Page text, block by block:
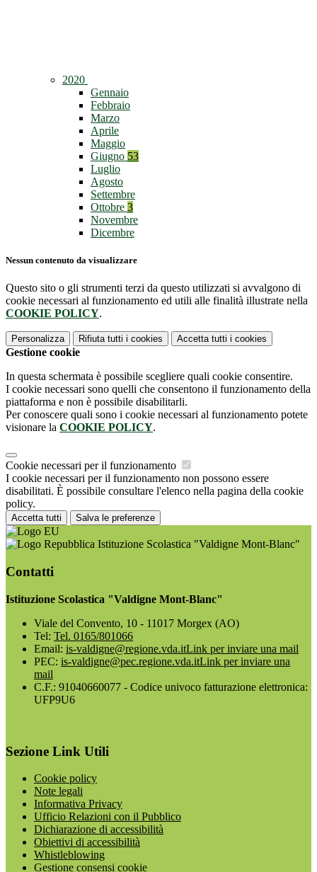
2020
Gennaio
Febbraio
Marzo
Aprile
Maggio
Giugno 53
Luglio
Agosto
Settembre
Ottobre 3
Novembre
Dicembre
Nessun contenuto da visualizzare
Questo sito o gli strumenti terzi da questo utilizzati si avvalgono di
cookie necessari al funzionamento ed utili alle finalità illustrate nella
COOKIE POLICY.
Personalizza Rifiuta tutti i cookies Accetta tutti i cookies
Gestione cookie
In questa schermata è possibile scegliere quali cookie consentire.
I cookie necessari sono quelli che consentono il funzionamento della
piattaforma e non è possibile disabilitarli.
Per conoscere quali sono i cookie necessari al funzionamento potete
visionare la COOKIE POLICY.
Cookie necessari per il funzionamento
I cookie necessari per il funzionamento non possono essere
disabilitati. È possibile consultare l'elenco nella pagina della cookie
policy.
Accetta tutti Salva le preferenze
Istituzione Scolastica "Valdigne Mont-Blanc"
Contatti
Istituzione Scolastica "Valdigne Mont-Blanc"
Viale del Convento, 10 - 11017 Morgex (AO)
Tel: Tel. 0165/801066
Email: is-valdigne@regione.vda.itLink per inviare una mail
PEC: is-valdigne@pec.regione.vda.itLink per inviare una
mail
C.F.: 91040660077 - Codice univoco fatturazione elettronica:
UFP9U6
Sezione Link Utili
Cookie policy
Note legali
Informativa Privacy
Ufficio Relazioni con il Pubblico
Dichiarazione di accessibilità
Obiettivi di accessibilità
Whistleblowing
Gestione consensi cookie